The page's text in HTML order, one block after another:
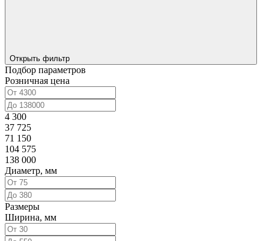
Открыть фильтр
Подбор параметров
Розничная цена
4 300
37 725
71 150
104 575
138 000
Диаметр, мм
Размеры
Ширина, мм